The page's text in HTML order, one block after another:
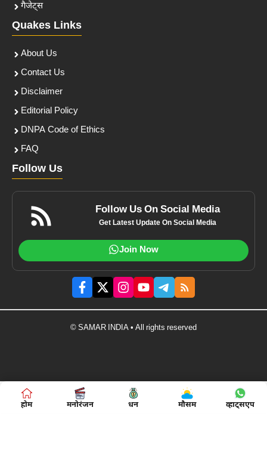
गैजेट्स
Quakes Links
About Us
Contact Us
Disclaimer
Editorial Policy
DNPA Code of Ethics
FAQ
Follow Us
Follow Us On Social Media
Get Latest Update On Social Media
Join Now
© SAMAR INDIA • All rights reserved
होम मनोरंजन धन मौसम व्हाट्सएप